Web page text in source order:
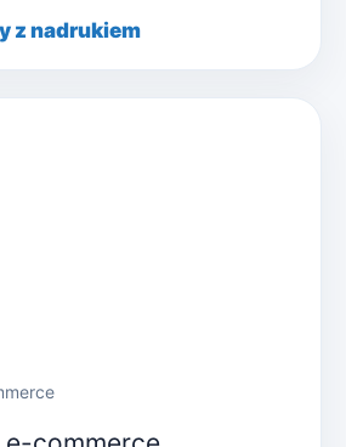
z nadrukiem